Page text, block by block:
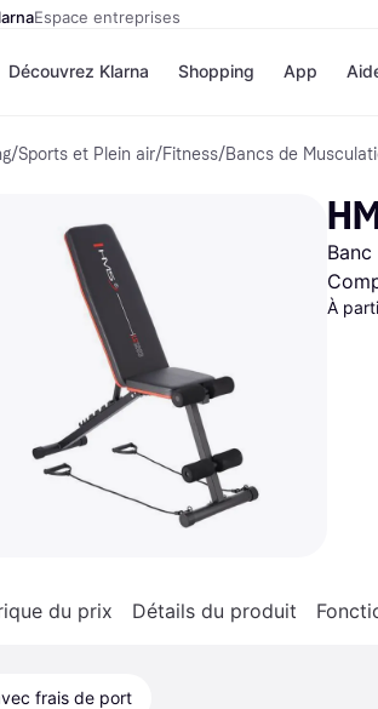
Espace entreprises
Découvrez Klarna
Options de
Payer maintenant
Paiement en 3 fois
Paiement à 30 jours
Klarna sur Apple Pay
Shopping
Magasins
Airbnb
Temu
JD
App
/Sports et Plein air/Fitness/Bancs de
À
du prix Détails du produit
frais de port